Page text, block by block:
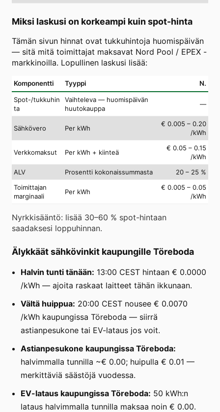
Miksi laskusi on korkeampi kuin spot-hinta
Tämän sivun hinnat ovat tukkuhintoja huomispäivän
— sitä mitä toimittajat maksavat Nord Pool / EPEX -
markkinoilla. Lopullinen laskusi lisää:
Komponentti Tyyppi N.
Spot-/tukkuhin
ta
Vaihteleva — huomispäivän
huutokauppa
—
Sähkövero Per kWh
€ 0.005 – 0.20
/kWh
Verkkomaksut Per kWh + kiinteä
€ 0.05 – 0.15
/kWh
ALV
Prosentti kokonaissummasta
20 – 25 %
Toimittajan
marginaali
Per kWh
€ 0.005 – 0.05
/kWh
Nyrkkisääntö: lisää 30–60 % spot-hintaan
saadaksesi loppuhinnan.
Älykkäät sähkövinkit kaupungille Töreboda
Halvin tunti tänään: 13:00 CEST hintaan € 0.0000
/kWh — ajoita raskaat laitteet tähän ikkunaan.
Vältä huippua: 20:00 CEST nousee € 0.0070
/kWh kaupungissa Töreboda — siirrä
astianpesukone tai EV-lataus jos voit.
Astianpesukone kaupungissa Töreboda:
halvimmalla tunnilla ~€ 0.00; huipulla € 0.01 —
merkittäviä säästöjä vuodessa.
EV-lataus kaupungissa Töreboda: 50 kWh:n
lataus halvimmalla tunnilla maksaa noin € 0.00.